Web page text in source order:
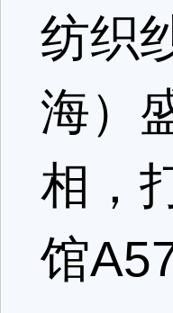
纺织
海）
相，
馆A57